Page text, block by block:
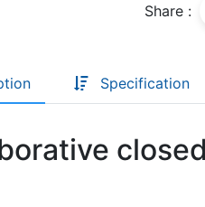
Share :
Specification